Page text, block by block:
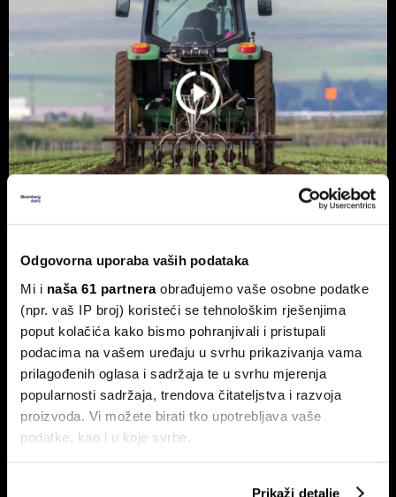
Odgovorna uporaba vaših podataka
Mi i naša 61 partneraobrađujemo vaše osobne podatke
(npr. vaš IP broj) koristeći se tehnološkim rješenjima
poput kolačića kako bismo pohranjivali i pristupali
podacima na vašem uređaju u svrhu prikazivanja vama
prilagođenih oglasa i sadržaja te u svrhu mjerenja
popularnosti sadržaja, trendova čitateljstva i razvoja
proizvoda. Vi možete birati tko upotrebljava vaše
podatke, kao i u koje svrhe.
Prikaži detalje
Hrvatska je utrostručila eko
površine, ali sada je naišla na novi
problem
Nakon desetljeća snažnog rasta, daljnji razvoj sve više ovisi
o tržištu, a sve manje o novim hektarima.